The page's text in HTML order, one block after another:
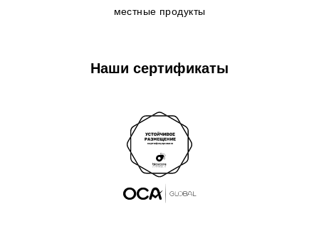
местные продукты
Наши сертификаты